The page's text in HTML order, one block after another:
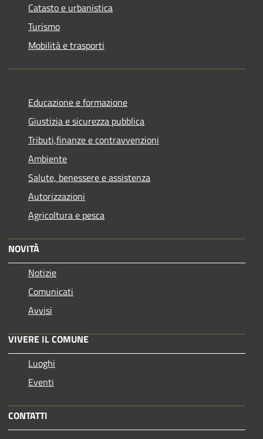
Catasto e urbanistica
Turismo
Mobilità e trasporti
Educazione e formazione
Giustizia e sicurezza pubblica
Tributi,finanze e contravvenzioni
Ambiente
Salute, benessere e assistenza
Autorizzazioni
Agricoltura e pesca
NOVITÀ
Notizie
Comunicati
Avvisi
VIVERE IL COMUNE
Luoghi
Eventi
CONTATTI